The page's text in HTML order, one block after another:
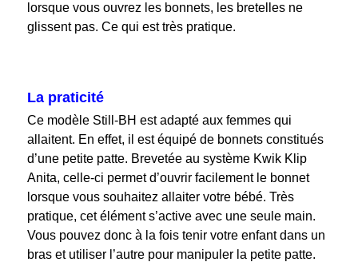
lorsque vous ouvrez les bonnets, les bretelles ne
glissent pas. Ce qui est très pratique.
La praticité
Ce modèle Still-BH est adapté aux femmes qui
allaitent. En effet, il est équipé de bonnets constitués
d’une petite patte. Brevetée au système Kwik Klip
Anita, celle-ci permet d’ouvrir facilement le bonnet
lorsque vous souhaitez allaiter votre bébé. Très
pratique, cet élément s’active avec une seule main.
Vous pouvez donc à la fois tenir votre enfant dans un
bras et utiliser l’autre pour manipuler la petite patte.